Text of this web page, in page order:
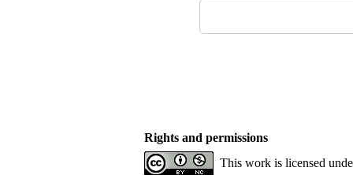
Rights and permissions
This work is licensed